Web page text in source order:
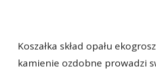
Koszałka skład opału
kamienie ozdobne prowadzi